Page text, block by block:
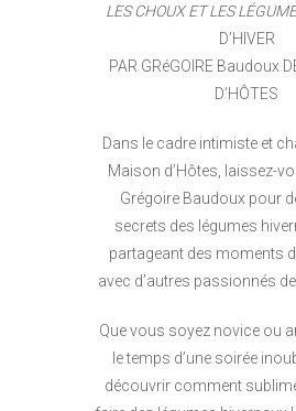
LES CHOUX ET LES
D’HIVER
PAR GRéGOIRE Baudoux
D’HÔTES
Dans le cadre intimiste et
Maison d’Hôtes, laissez-
Grégoire Baudoux pour
secrets des légumes
partageant des moments
avec d’autres passionnés
Que vous soyez novice ou
le temps d’une soirée
découvrir comment